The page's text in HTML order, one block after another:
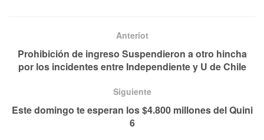
Anteriot
Prohibición de ingreso Suspendieron a otro hincha
por los incidentes entre Independiente y U de Chile
Siguiente
Este domingo te esperan los $4.800 millones del Quini
6